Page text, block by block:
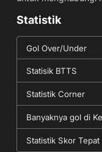
Statistik
Gol Over/Under
Statisik BTTS
Statistik Corner
Banyaknya gol di
Statistik Skor Tepat